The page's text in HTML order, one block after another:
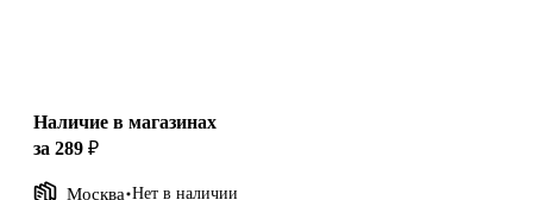
Наличие в магазинах
за 289 ₽
Москва Нет в наличии